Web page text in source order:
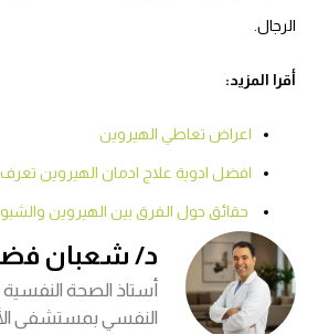
الرجال.
أقرا المزيد:
اعراض تعاطي الهيروين
افضل ادوية علاج ادمان الهيروين تعرف
حقائق حول الفرق بين الهيروين والشبو
د/ شعبان
أستاذ الصحة
النفسي بمستشفى